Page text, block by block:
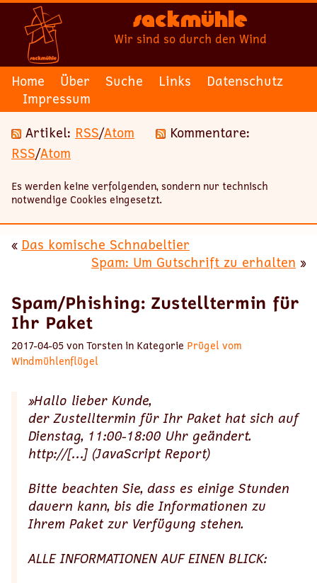
Sackmühle
Wir sind so durch den Wind
Home Über Suche Links
Datenschutz
Impressum
Artikel: RSS/Atom
Kommentare:
RSS/Atom
Es werden keine verfolgenden, sondern nur technisch
notwendige Cookies eingesetzt.
« Das komische Schnabeltier
Spam: Um Gutschrift zu erhalten »
Spam/Phishing: Zustelltermin für
Ihr Paket
2017-04-05 von Torsten in Kategorie Prügel vom
Windmühlenflügel
»Hallo lieber Kunde,
der Zustelltermin für Ihr Paket hat sich auf
Dienstag, 11:00-18:00 Uhr geändert.
http://[…] (JavaScript Report)
Bitte beachten Sie, dass es einige Stunden
dauern kann, bis die Informationen zu
Ihrem Paket zur Verfügung stehen.
ALLE INFORMATIONEN AUF EINEN BLICK: